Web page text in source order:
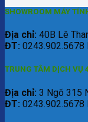
SHOWROOM MÁY
Địa chỉ: 40B Lê
ĐT: 0243.902.5678
TRUNG TÂM DỊCH VỤ
Địa chỉ: 3 Ngõ 315
ĐT: 0243.902.5678